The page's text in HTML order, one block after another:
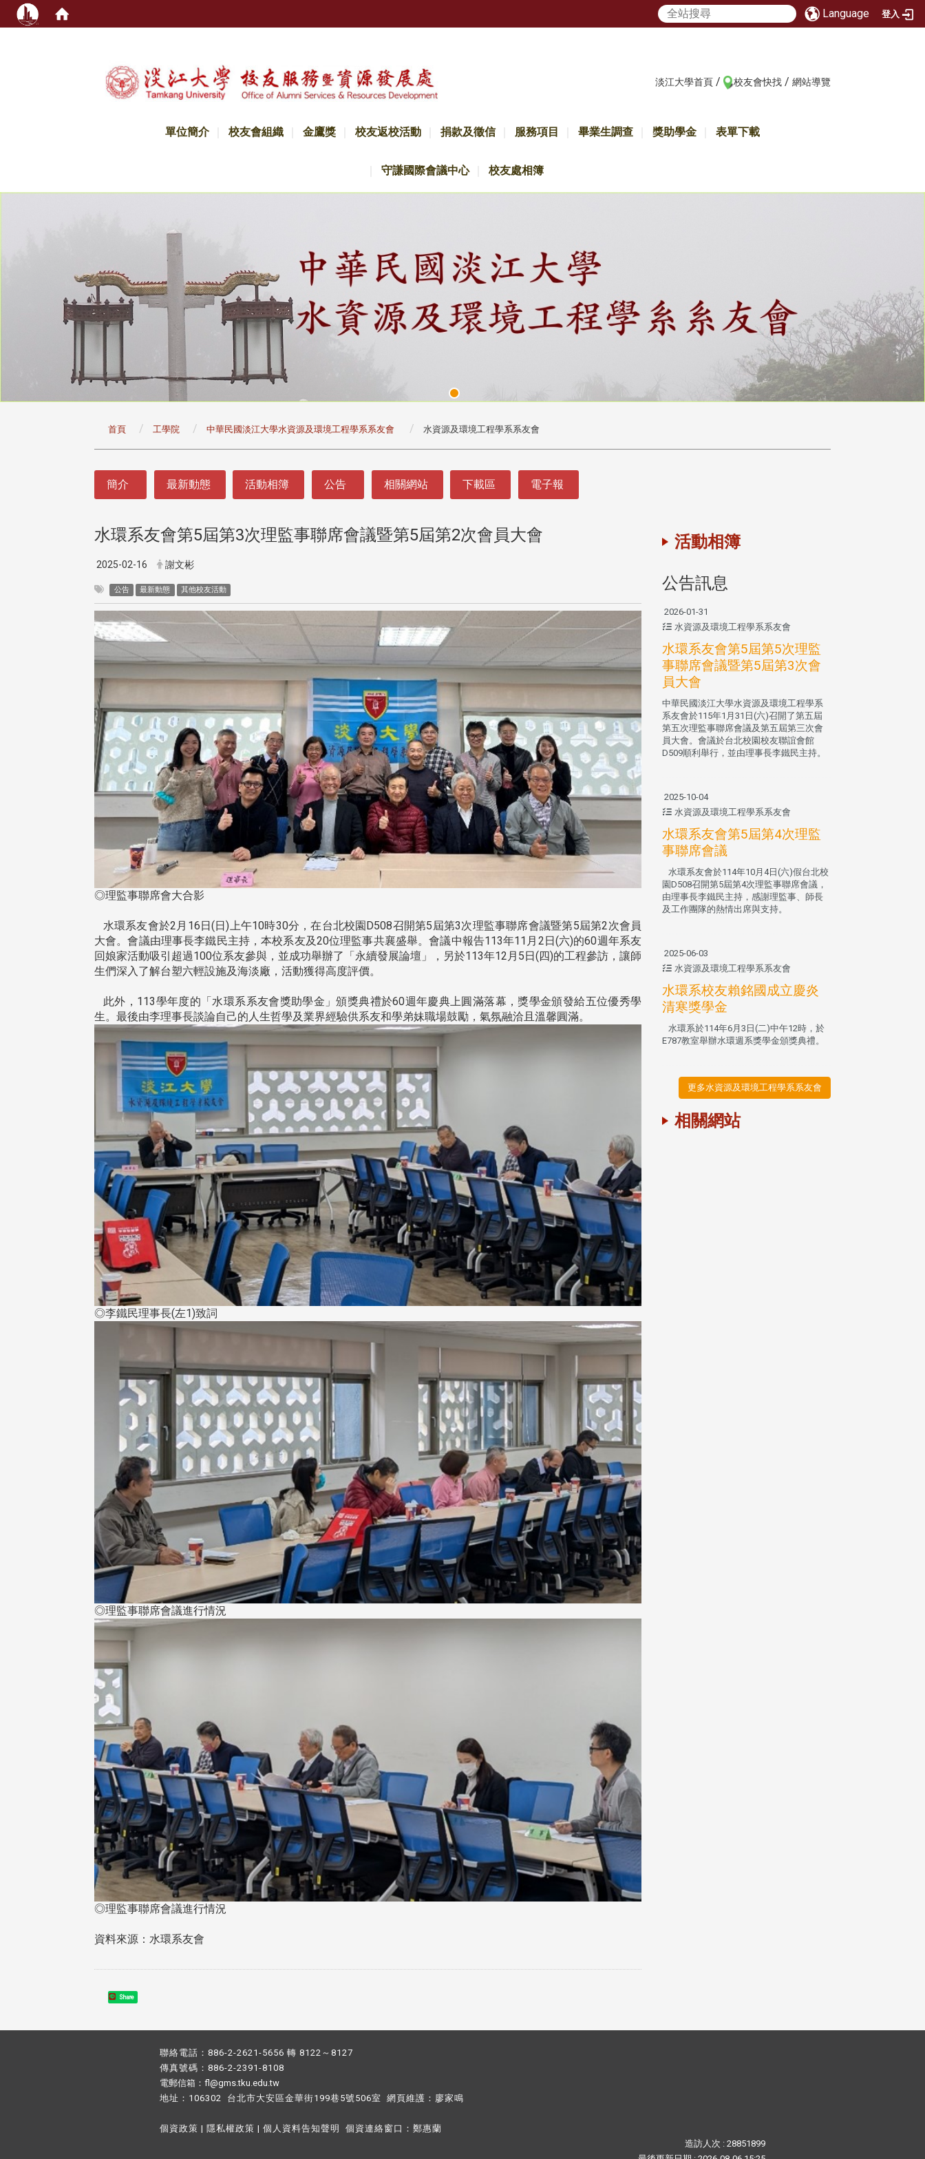
Language 登入
淡江大學首頁 / 校友會快找 / 網站導覽
單位簡介 校友會組織 金鷹獎 校友返校活動 捐款及徵信 服務項目 畢業生調查 獎助學金 表單下載
守謙國際會議中心 校友處相簿
首頁 工學院 中華民國淡江大學水資源及環境工程學系系友會 水資源及環境工程學系系友會
簡介 最新動態 活動相簿 公告 相關網站 下載區 電子報
水環系友會第5屆第3次理監事聯席會議暨第5屆第2次會員大會
2025-02-16 謝文彬
公告 最新動態 其他校友活動
◎理監事聯席會大合影
水環系友會於2月16日(日)上午10時30分，在台北校園D508召開第5屆第3次理監事聯席會議暨第5屆第2次會員
大會。會議由理事長李鐵民主持，本校系友及20位理監事共襄盛舉。會議中報告113年11月2日(六)的60週年系友
回娘家活動吸引超過100位系友參與，並成功舉辦了「永續發展論壇」，另於113年12月5日(四)的工程參訪，讓師
生們深入了解台塑六輕設施及海淡廠，活動獲得高度評價。
此外，113學年度的「水環系系友會獎助學金」頒獎典禮於60週年慶典上圓滿落幕，獎學金頒發給五位優秀學
生。最後由李理事長談論自己的人生哲學及業界經驗供系友和學弟妹職場鼓勵，氣氛融洽且溫馨圓滿。
◎李鐵民理事長(左1)致詞
◎理監事聯席會議進行情況
◎理監事聯席會議進行情況
資料來源：水環系友會
Share
活動相簿
公告訊息
2026-01-31
水資源及環境工程學系系友會
水環系友會第5屆第5次理監
事聯席會議暨第5屆第3次會
員大會
中華民國淡江大學水資源及環境工程學系
系友會於115年1月31日(六)召開了第五屆
第五次理監事聯席會議及第五屆第三次會
員大會。會議於台北校園校友聯誼會館
D509順利舉行，並由理事長李鐵民主持。
2025-10-04
水資源及環境工程學系系友會
水環系友會第5屆第4次理監
事聯席會議
水環系友會於114年10月4日(六)假台北校
園D508召開第5屆第4次理監事聯席會議，
由理事長李鐵民主持，感謝理監事、師長
及工作團隊的熱情出席與支持。
2025-06-03
水資源及環境工程學系系友會
水環系校友賴銘國成立慶炎
清寒獎學金
水環系於114年6月3日(二)中午12時，於
E787教室舉辦水環週系獎學金頒獎典禮。
更多水資源及環境工程學系系友會
相關網站
聯絡電話：886-2-2621-5656 轉 8122～8127
傳真號碼：886-2-2391-8108
電郵信箱：fl@gms.tku.edu.tw
地址：106302 台北市大安區金華街199巷5號506室 網頁維護： 廖家鳴​
個資政策 | 隱私權政策 | 個人資料告知聲明 個資連絡窗口： 鄭惠蘭
造訪人次 : 28851899